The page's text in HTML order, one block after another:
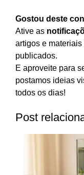
Gostou deste
Ative as
artigos e
publicados.
E aproveite para
postamos ideias
todos os dias!
Post